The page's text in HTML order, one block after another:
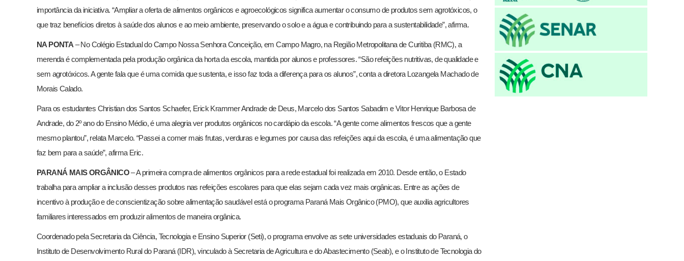
importância da iniciativa. “Ampliar a oferta de alimentos orgânicos e agroecológicos significa aumentar o consumo de produtos sem agrotóxicos, o
que traz benefícios diretos à saúde dos alunos e ao meio ambiente, preservando o solo e a água e contribuindo para a sustentabilidade”, afirma.
NA PONTA – No Colégio Estadual do Campo Nossa Senhora Conceição, em Campo Magro, na Região Metropolitana de Curitiba (RMC), a
merenda é complementada pela produção orgânica da horta da escola, mantida por alunos e professores. “São refeições nutritivas, de qualidade e
sem agrotóxicos. A gente fala que é uma comida que sustenta, e isso faz toda a diferença para os alunos”, conta a diretora Lozangela Machado de
Morais Calado.
Para os estudantes Christian dos Santos Schaefer, Erick Krammer Andrade de Deus, Marcelo dos Santos Sabadim e Vitor Henrique Barbosa de
Andrade, do 2º ano do Ensino Médio, é uma alegria ver produtos orgânicos no cardápio da escola. “A gente come alimentos frescos que a gente
mesmo plantou”, relata Marcelo. “Passei a comer mais frutas, verduras e legumes por causa das refeições aqui da escola, é uma alimentação que
faz bem para a saúde”, afirma Eric.
PARANÁ MAIS ORGÂNICO– A primeira compra de alimentos orgânicos para a rede estadual foi realizada em 2010. Desde então, o Estado
trabalha para ampliar a inclusão desses produtos nas refeições escolares para que elas sejam cada vez mais orgânicas. Entre as ações de
incentivo à produção e de conscientização sobre alimentação saudável está o programa Paraná Mais Orgânico (PMO), que auxilia agricultores
familiares interessados em produzir alimentos de maneira orgânica.
Coordenado pela Secretaria da Ciência, Tecnologia e Ensino Superior (Seti), o programa envolve as sete universidades estaduais do Paraná, o
Instituto de Desenvolvimento Rural do Paraná (IDR), vinculado à Secretaria de Agricultura e do Abastecimento (Seab), e o Instituto de Tecnologia do